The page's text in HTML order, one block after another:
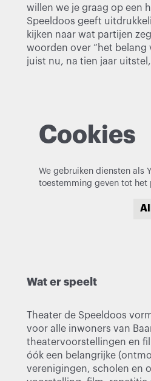
willen we je graag op een
Speeldoos geeft
kijken naar wat partijen
woorden over “het belang
juist nu, na tien jaar
Cookies
We gebruiken diensten als
toestemming geven tot het
Wat er speelt
Theater de Speeldoos
voor alle inwoners van
theatervoorstellingen en
óók een belangrijke
verenigingen, scholen en